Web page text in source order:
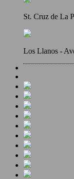
St. Cruz de La
Los Llanos -